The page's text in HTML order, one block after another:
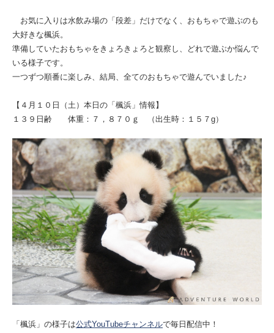
お気に入りは水飲み場の「段差」だけでなく、おもちゃで遊ぶのも
大好きな楓浜。
準備していたおもちゃをきょろきょろと観察し、どれで遊ぶか悩んで
いる様子です。
一つずつ順番に楽しみ、結局、全てのおもちゃで遊んでいました♪
【４月１０日（土）本日の「楓浜」情報】
１３９日齢 体重：７，８７０ｇ （出生時：１５７g）
「楓浜」の様子は公式YouTubeチャンネルで毎日配信中！